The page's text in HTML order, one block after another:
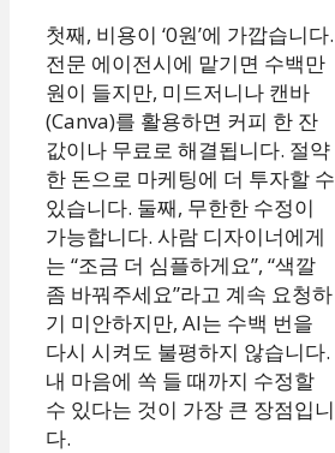
첫째, 비용이 ‘0원’에 가깝습니다.
전문 에이전시에 맡기면 수백만
원이 들지만, 미드저니나 캔바
(Canva)를 활용하면 커피 한 잔
값이나 무료로 해결됩니다. 절약
한 돈으로 마케팅에 더 투자할 수
있습니다. 둘째, 무한한 수정이
가능합니다. 사람 디자이너에게
는 “조금 더 심플하게요”, “색깔
좀 바꿔주세요”라고 계속 요청하
기 미안하지만, AI는 수백 번을
다시 시켜도 불평하지 않습니다.
내 마음에 쏙 들 때까지 수정할
수 있다는 것이 가장 큰 장점입니
다.